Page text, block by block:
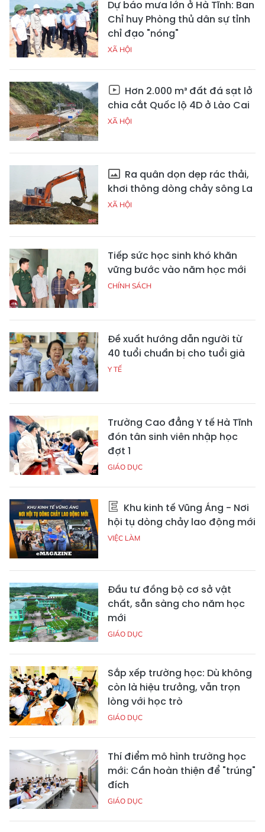
Dự báo mưa lớn ở Hà Tĩnh: Ban
Chỉ huy Phòng thủ dân sự tỉnh
chỉ đạo "nóng"
XÃ HỘI
Hơn 2.000 m³ đất đá sạt lở
chia cắt Quốc lộ 4D ở Lào Cai
XÃ HỘI
Ra quân dọn dẹp rác thải,
khơi thông dòng chảy sông La
XÃ HỘI
Tiếp sức học sinh khó khăn
vững bước vào năm học mới
CHÍNH SÁCH
Đề xuất hướng dẫn người từ
40 tuổi chuẩn bị cho tuổi già
Y TẾ
Trường Cao đẳng Y tế Hà Tĩnh
đón tân sinh viên nhập học
đợt 1
GIÁO DỤC
Khu kinh tế Vũng Áng - Nơi
hội tụ dòng chảy lao động mới
VIỆC LÀM
Đầu tư đồng bộ cơ sở vật
chất, sẵn sàng cho năm học
mới
GIÁO DỤC
Sắp xếp trường học: Dù không
còn là hiệu trưởng, vẫn trọn
lòng với học trò
GIÁO DỤC
Thí điểm mô hình trường học
mới: Cần hoàn thiện để "trúng"
đích
GIÁO DỤC